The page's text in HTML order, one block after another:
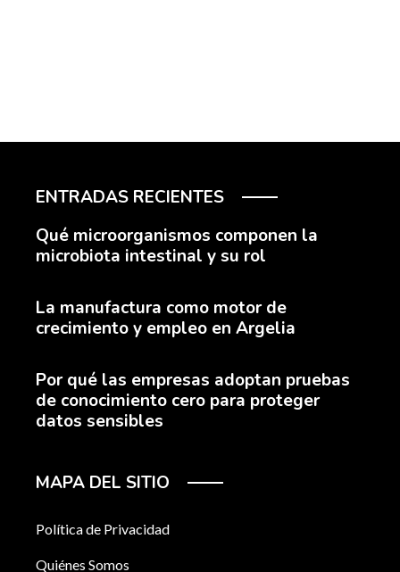
ENTRADAS RECIENTES
Qué microorganismos componen la
microbiota intestinal y su rol
La manufactura como motor de
crecimiento y empleo en Argelia
Por qué las empresas adoptan pruebas
de conocimiento cero para proteger
datos sensibles
MAPA DEL SITIO
Política de Privacidad
Quiénes Somos